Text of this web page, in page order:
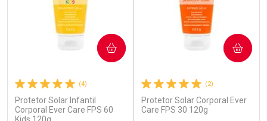
Ativar Desconto
Comprar sem Desconto
Ativar Desconto
(4)
Protetor Solar Infantil
Corporal Ever Care FPS 60
Kids 120g
COMPRAR
(2)
Protetor Solar Corporal Ever
Care FPS 30 120g
COMPRAR